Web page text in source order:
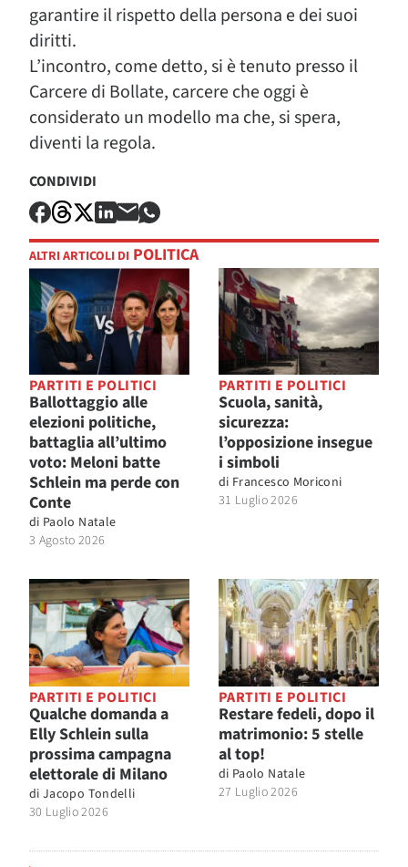
garantire il rispetto della persona e dei suoi
diritti.
L’incontro, come detto, si è tenuto presso il
Carcere di Bollate, carcere che oggi è
considerato un modello ma che, si spera,
diventi la regola.
CONDIVIDI
ALTRI ARTICOLI DI POLITICA
PARTITI E POLITICI
Ballottaggio alle
elezioni politiche,
battaglia all’ultimo
voto: Meloni batte
Schlein ma perde con
Conte
di Paolo Natale
3 Agosto 2026
PARTITI E POLITICI
Scuola, sanità,
sicurezza:
l’opposizione insegue
i simboli
di Francesco Moriconi
31 Luglio 2026
PARTITI E POLITICI
Qualche domanda a
Elly Schlein sulla
prossima campagna
elettorale di Milano
di Jacopo Tondelli
30 Luglio 2026
PARTITI E POLITICI
Restare fedeli, dopo il
matrimonio: 5 stelle
al top!
di Paolo Natale
27 Luglio 2026